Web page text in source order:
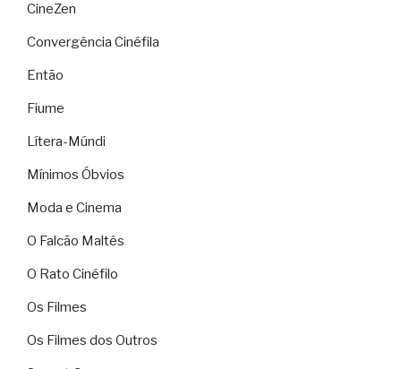
CineZen
Convergência Cinéfila
Então
Fiume
Lítera-Múndi
Mínimos Óbvios
Moda e Cinema
O Falcão Maltês
O Rato Cinéfilo
Os Filmes
Os Filmes dos Outros